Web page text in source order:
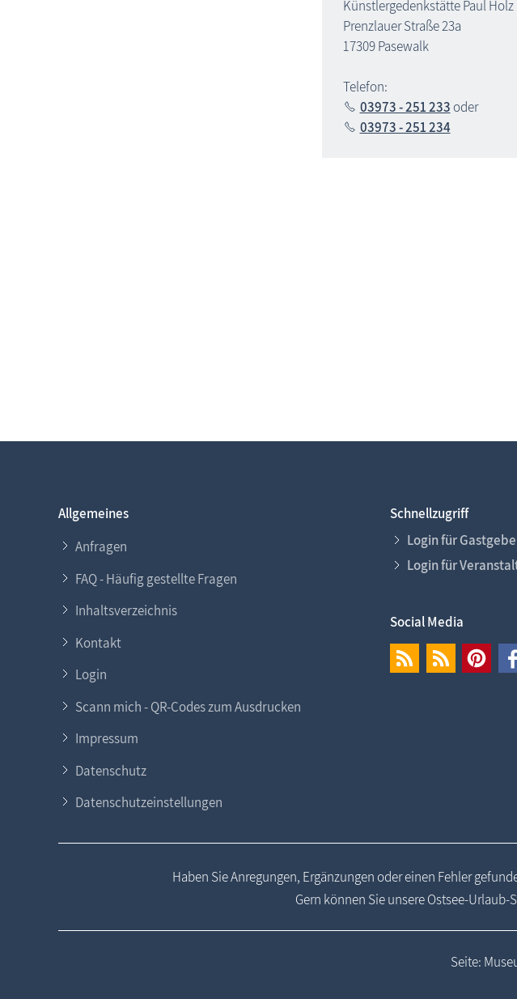
Künstlergedenkstätte Paul Holz
Prenzlauer Straße 23a
17309 Pasewalk
Telefon:
03973 - 251 233 oder
03973 - 251 234
Allgemeines
Anfragen
FAQ - Häufig gestellte Fragen
Inhaltsverzeichnis
Kontakt
Login
Scann mich - QR-Codes zum Ausdrucken
Impressum
Datenschutz
Datenschutzeinstellungen
Schnellzugriff
Login für
Login für
Social Media
Haben Sie Anregungen, Ergänzungen oder einen Fehler
Gern können Sie unsere Ostsee-
Seite: